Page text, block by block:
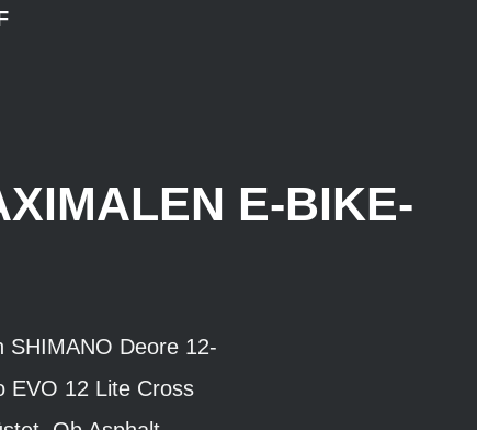
E-BIKE-
SHIMANO Deore 12-
EVO 12 Lite Cross